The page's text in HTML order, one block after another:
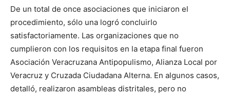
De un total de once asociaciones que iniciaron el
procedimiento, sólo una logró concluirlo
satisfactoriamente. Las organizaciones que no
cumplieron con los requisitos en la etapa final fueron
Asociación Veracruzana Antipopulismo, Alianza Local por
Veracruz y Cruzada Ciudadana Alterna. En algunos casos,
detalló, realizaron asambleas distritales, pero no